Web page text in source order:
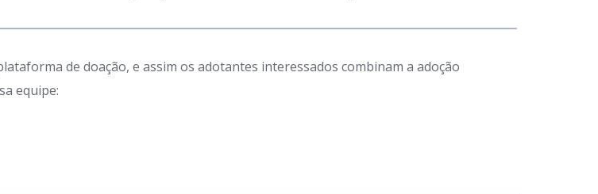
de doação, e assim os adotantes interessados combinam a adoção
equipe: